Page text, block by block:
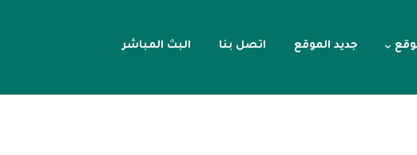
جديد الموقع اتصل بنا البث المباشر